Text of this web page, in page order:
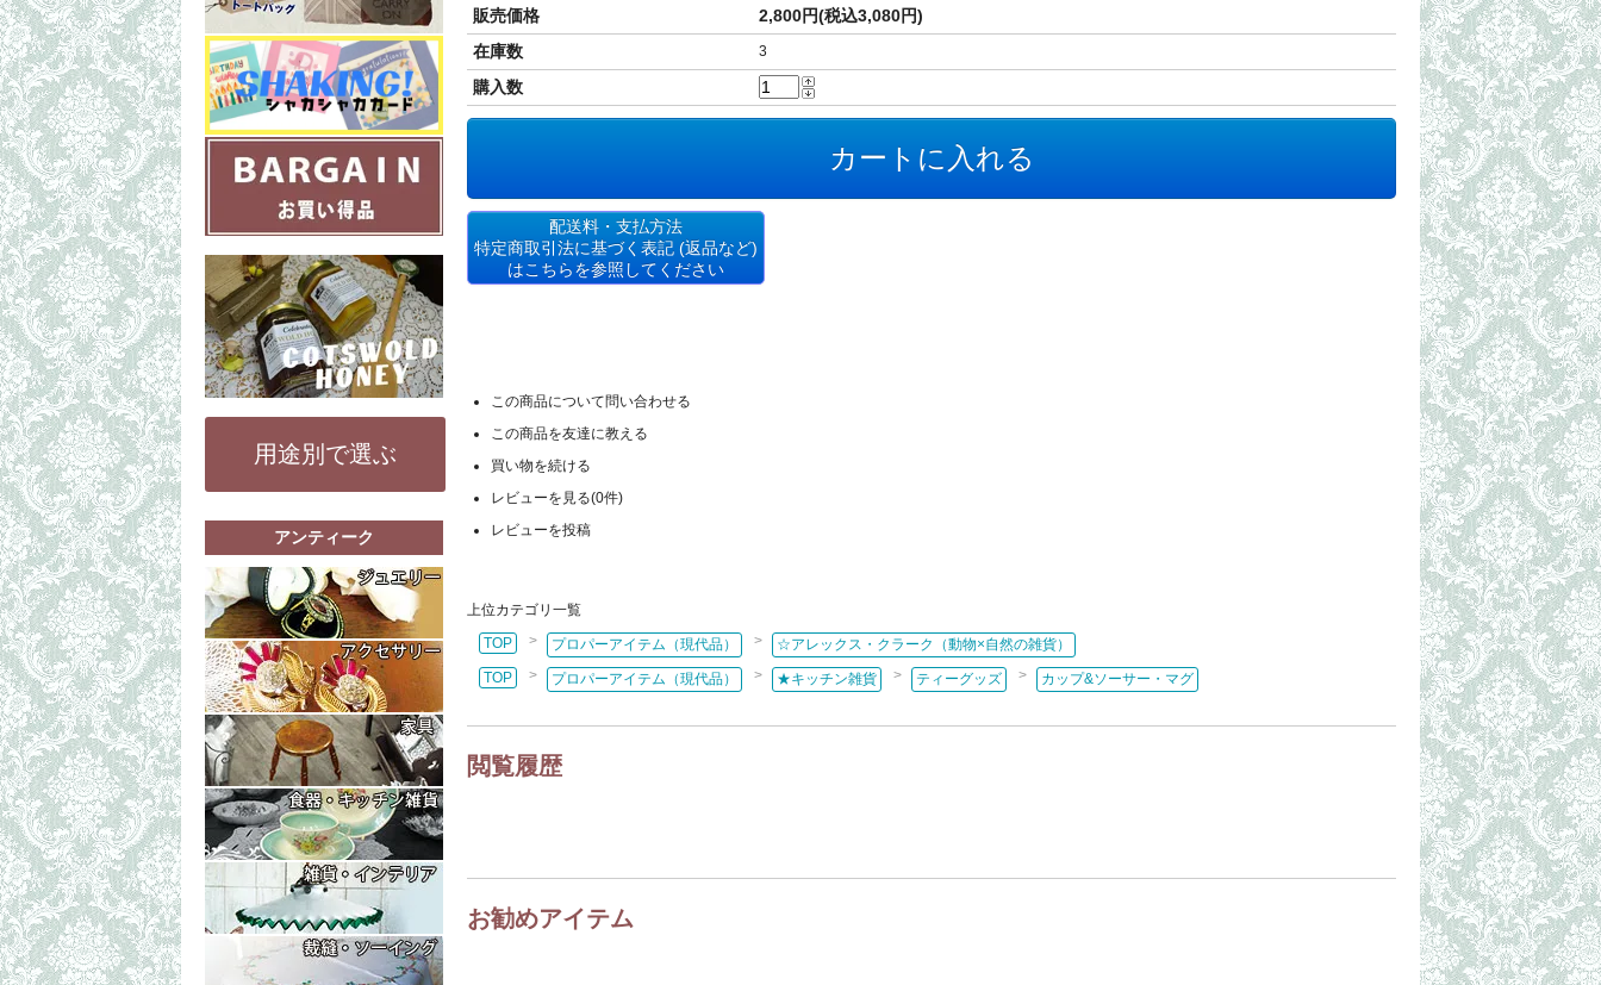
販売価格
2,800円(税込3,080円)
在庫数
3
購入数
配送料・支払方法
特定商取引法に基づく表記 (返品など)
はこちらを参照してください
この商品について問い合わせる
この商品を友達に教える
買い物を続ける
レビューを見る(0件)
レビューを投稿
上位カテゴリ一覧
TOP
> プロパーアイテム（現代品） >
☆アレックス・クラーク（動物×自然の雑貨）
TOP
> プロパーアイテム（現代品） > ★キッチン雑貨 > ティーグッズ > カップ&ソーサー・マグ
閲覧履歴
お勧めアイテム
用途別で選ぶ
アンティーク
リング（指輪） ブローチ
ペンダントトップ・ネックレス
その他（ブレスレット、ピアスなど）
もっと詳細なカテゴリはココ！
コスチュームジュエリー
イス・チェア・スツール・花台
シェリーグラス・ワイングラス
ランプシェイド バスケット
もっと詳細なカテゴリはココ！